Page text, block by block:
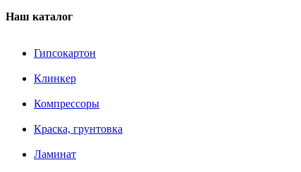
Наш каталог
Гипсокартон
Клинкер
Компрессоры
Краска, грунтовка
Ламинат